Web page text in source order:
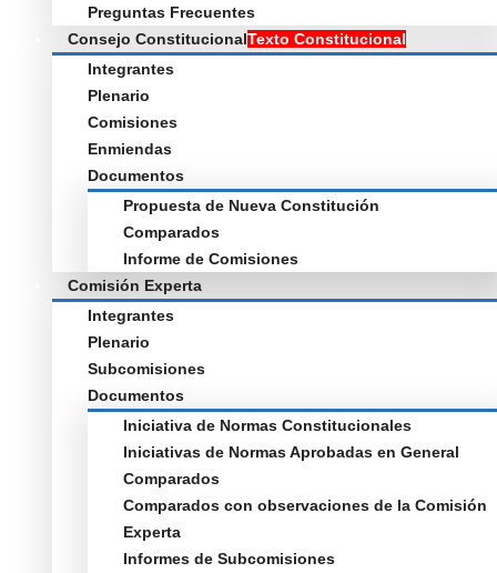
Preguntas Frecuentes
Consejo ConstitucionalTexto Constitucional
Integrantes
Plenario
Comisiones
Enmiendas
Documentos
Propuesta de Nueva Constitución
Comparados
Informe de Comisiones
Comisión Experta
Integrantes
Plenario
Subcomisiones
Documentos
Iniciativa de Normas Constitucionales
Iniciativas de Normas Aprobadas en General
Comparados
Comparados con observaciones de la Comisión
Experta
Informes de Subcomisiones